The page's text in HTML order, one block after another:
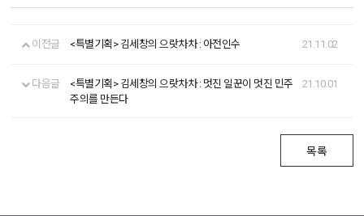
이전글 <특별기획> 김세창의 으랏차차 : 아전인수 21.11.02
다음글
<특별기획> 김세창의 으랏차차 : 멋진 일꾼이 멋진 민주
주의를 만든다
21.10.01
목록